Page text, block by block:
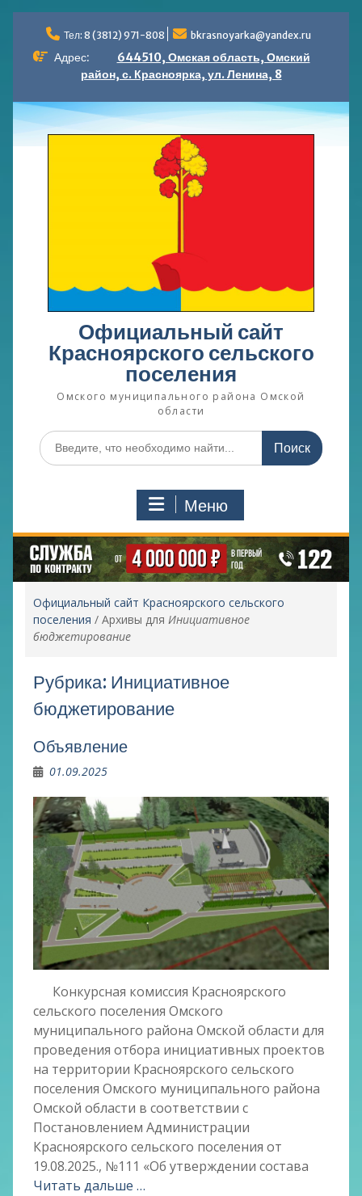
содержимому
Тел: 8 (3812) 971-808 bkrasnoyarka@yandex.ru
Адрес:
644510, Омская область, Омский
район, с. Красноярка, ул. Ленина, 8
Официальный сайт
Красноярского сельского
поселения
Омского муниципального района Омской
области
Поиск
по:
Меню
Официальный сайт Красноярского сельского
поселения / Архивы для Инициативное
бюджетирование
Рубрика: Инициативное
бюджетирование
Объявление
01.09.2025
Конкурсная комиссия Красноярского
сельского поселения Омского
муниципального района Омской области для
проведения отбора инициативных проектов
на территории Красноярского сельского
поселения Омского муниципального района
Омской области в соответствии с
Постановлением Администрации
Красноярского сельского поселения от
19.08.2025., №111 «Об утверждении состава
Читать дальше …